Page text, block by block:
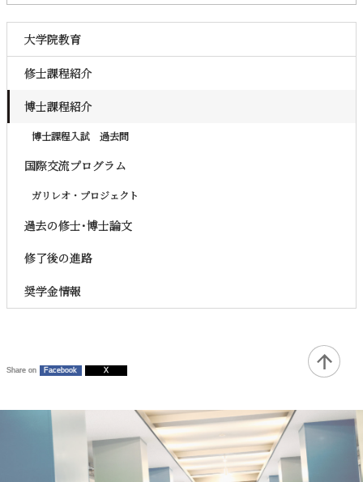
大学院教育
修士課程紹介
博士課程紹介
博士課程入試 過去問
国際交流プログラム
ガリレオ・プロジェクト
過去の修士･博士論文
修了後の進路
奨学金情報
Share on Facebook X